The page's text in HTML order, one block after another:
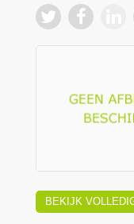
BEKIJK